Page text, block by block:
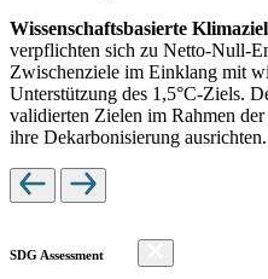
Wissenschaftsbasierte
verpflichten sich zu Netto-Null-
Zwischenziele im Einklang mit
Unterstützung des 1,5°C-Ziels.
validierten Zielen im Rahmen
ihre Dekarbonisierung ausrichten.
SDG Assessment